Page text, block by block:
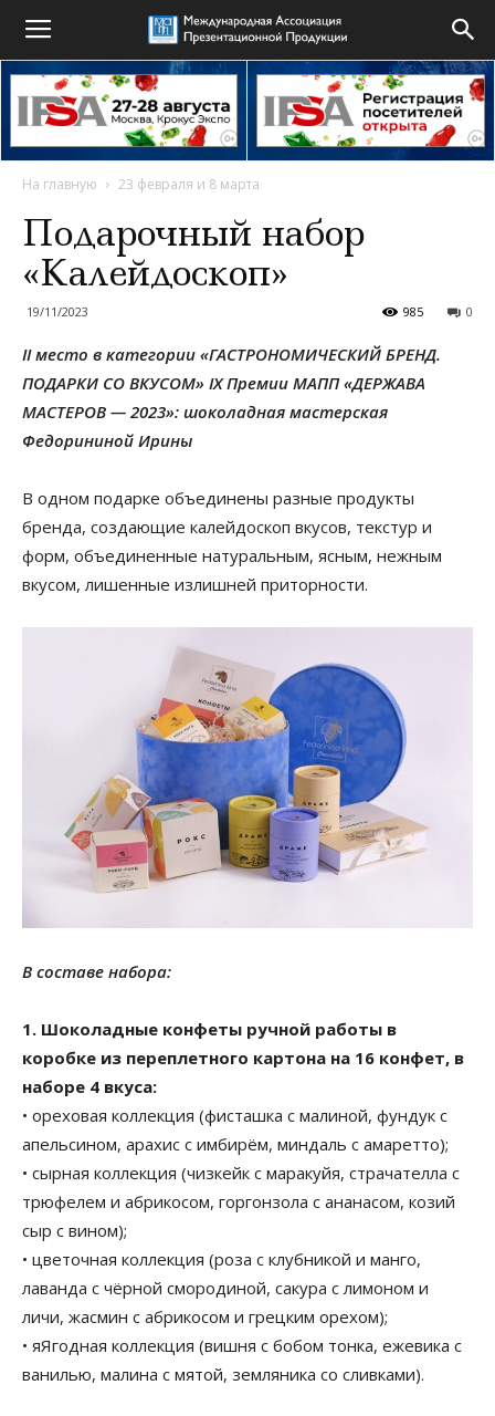
На главную 23 февраля и 8 марта
Подарочный набор
«Калейдоскоп»
19/11/2023 0
985
II место в категории «ГАСТРОНОМИЧЕСКИЙ БРЕНД.
ПОДАРКИ СО ВКУСОМ» IX Премии МАПП «ДЕРЖАВА
МАСТЕРОВ — 2023»: шоколадная мастерская
Федорининой Ирины
В одном подарке объединены разные продукты
бренда, создающие калейдоскоп вкусов, текстур и
форм, объединенные натуральным, ясным, нежным
вкусом, лишенные излишней приторности.
В составе набора:
1. Шоколадные конфеты ручной работы в
коробке из переплетного картона на 16 конфет, в
наборе 4 вкуса:
• ореховая коллекция (фисташка c малиной, фундук с
апельсином, арахис с имбирём, миндаль с амаретто);
• сырная коллекция (чизкейк с маракуйя, страчателла с
трюфелем и абрикосом, горгонзола с ананасом, козий
сыр с вином);
• цветочная коллекция (роза с клубникой и манго,
лаванда с чёрной смородиной, сакура с лимоном и
личи, жасмин с абрикосом и грецким орехом);
• яЯгодная коллекция (вишня с бобом тонка, ежевика с
ванилью, малина с мятой, земляника со сливками).